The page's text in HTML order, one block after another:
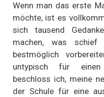
Wenn man das erste
möchte, ist es
sich tausend
machen, was
bestmöglich
untypisch für einen
beschloss ich, meine
der Schule für eine